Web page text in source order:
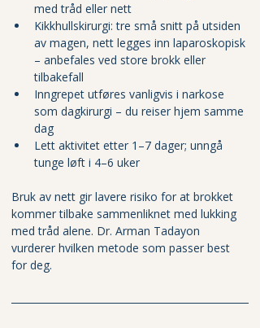
med tråd eller nett
Kikkhullskirurgi: tre små snitt på utsiden
av magen, nett legges inn laparoskopisk
– anbefales ved store brokk eller
tilbakefall
Inngrepet utføres vanligvis i narkose
som dagkirurgi – du reiser hjem samme
dag
Lett aktivitet etter 1–7 dager; unngå
tunge løft i 4–6 uker
Bruk av nett gir lavere risiko for at brokket
kommer tilbake sammenliknet med lukking
med tråd alene. Dr. Arman Tadayon
vurderer hvilken metode som passer best
for deg.